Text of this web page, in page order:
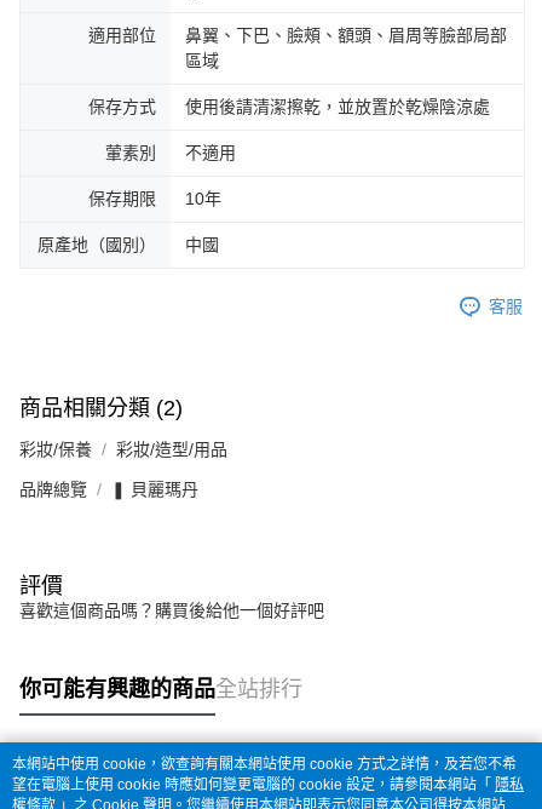
適用部位
鼻翼、下巴、臉頰、額頭、眉周等臉部局部
區域
保存方式 使用後請清潔擦乾，並放置於乾燥陰涼處
葷素別 不適用
保存期限 10年
原產地（國別） 中國
客服
商品相關分類 (2)
彩妝/保養 彩妝/造型/用品
品牌總覽 ❚ 貝麗瑪丹
評價
喜歡這個商品嗎？購買後給他一個好評吧
你可能有興趣的商品全站排行
熱門標籤
本網站中使用 cookie，欲查詢有關本網站使用 cookie 方式之詳情，及若您不希
望在電腦上使用 cookie 時應如何變更電腦的 cookie 設定，請參閱本網站「 隱私
權條款 」之 Cookie 聲明。您繼續使用本網站即表示您同意本公司得按本網站使